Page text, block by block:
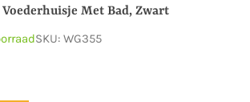
Met Bad, Zwart
SKU: WG355